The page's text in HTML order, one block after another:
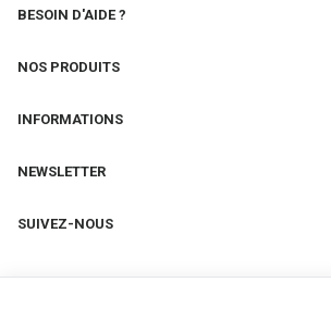
BESOIN D'AIDE ?
NOS PRODUITS
INFORMATIONS
NEWSLETTER
SUIVEZ-NOUS